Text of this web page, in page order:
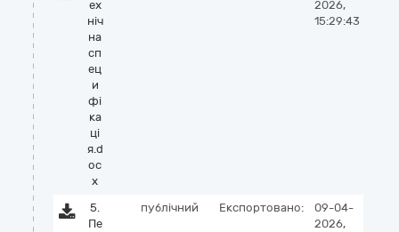
ех
ніч
на
сп
ец
и
фі
ка
ці
я.d
oc
x
2026,
15:29:43
5.
Пе
публічний Експортовано:
09-04-
2026,